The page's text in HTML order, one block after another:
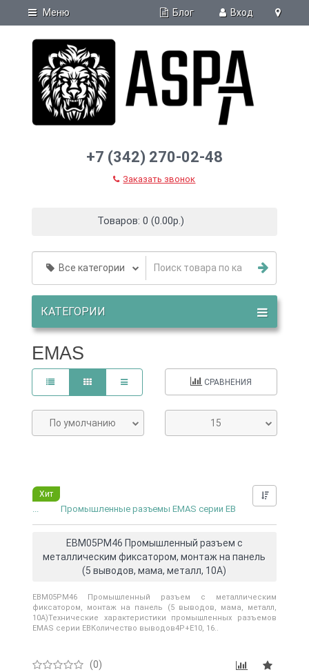
Блог Вход
Меню
+7 (342) 270-02-48
Заказать звонок
Товаров: 0 (0.00р.)
Все категории
КАТЕГОРИИ
EMAS
СРАВНЕНИЯ
15
По умолчанию
Хит
Промышленные разъемы EMAS серии EB
EBM05PM46 Промышленный разъем с
металлическим фиксатором, монтаж на панель
(5 выводов, мама, металл, 10А)
EBM05PM46 Промышленный разъем с металлическим
фиксатором, монтаж на панель (5 выводов, мама, металл,
10А)Технические характеристики промышленных разъемов
EMAS серии EBКоличество выводов4P+E10, 16..
(0)